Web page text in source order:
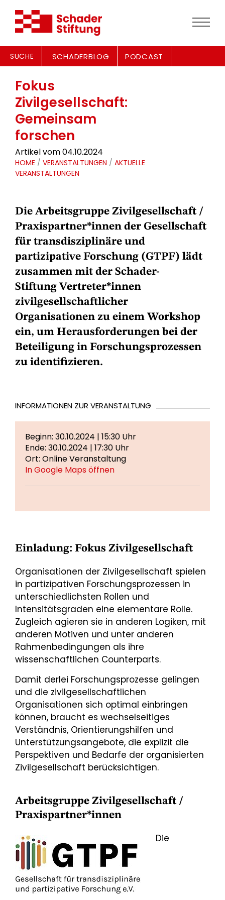
SUCHE SCHADERBLOG PODCAST
Fokus
Zivilgesellschaft:
Gemeinsam
forschen
Artikel vom 04.10.2024
HOME / VERANSTALTUNGEN / AKTUELLE
VERANSTALTUNGEN
Die Arbeitsgruppe Zivilgesellschaft /
Praxispartner*innen der Gesellschaft
für transdisziplinäre und
partizipative Forschung (GTPF) lädt
zusammen mit der Schader-
Stiftung Vertreter*innen
zivilgesellschaftlicher
Organisationen zu einem Workshop
ein, um Herausforderungen bei der
Beteiligung in Forschungsprozessen
zu identifizieren.
INFORMATIONEN ZUR VERANSTALTUNG
Beginn: 30.10.2024 | 15:30 Uhr
Ende: 30.10.2024 | 17:30 Uhr
Ort: Online Veranstaltung
In Google Maps öffnen
Einladung: Fokus Zivilgesellschaft
Organisationen der Zivilgesellschaft spielen
in partizipativen Forschungsprozessen in
unterschiedlichsten Rollen und
Intensitätsgraden eine elementare Rolle.
Zugleich agieren sie in anderen Logiken, mit
anderen Motiven und unter anderen
Rahmenbedingungen als ihre
wissenschaftlichen Counterparts.
Damit derlei Forschungsprozesse gelingen
und die zivilgesellschaftlichen
Organisationen sich optimal einbringen
können, braucht es wechselseitiges
Verständnis, Orientierungshilfen und
Unterstützungsangebote, die explizit die
Perspektiven und Bedarfe der organisierten
Zivilgesellschaft berücksichtigen.
Arbeitsgruppe Zivilgesellschaft /
Praxispartner*innen
Die